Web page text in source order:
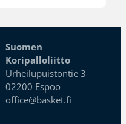
Suomen
Koripalloliitto
Urheilupuistontie 3
02200 Espoo
office@basket.fi